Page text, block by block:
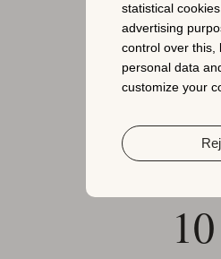
statistical
advertising
control over this,
personal data
customize your
优
赚
欢迎立